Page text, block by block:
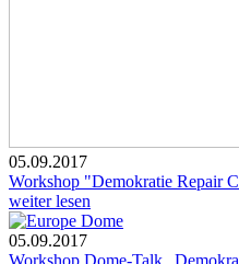
05.09.2017
Workshop "Demokratie Repair
weiter lesen
05.09.2017
Workshop Dome-Talk